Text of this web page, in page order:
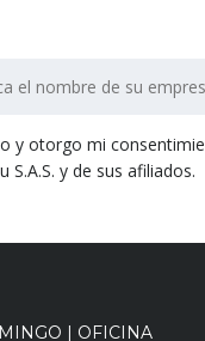
y otorgo mi
S.A.S. y de sus afiliados.
| OFICINA